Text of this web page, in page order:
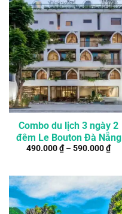
Combo du lịch 3 ngày 2
đêm Le Bouton Đà Nẵng
490.000₫– 590.000₫